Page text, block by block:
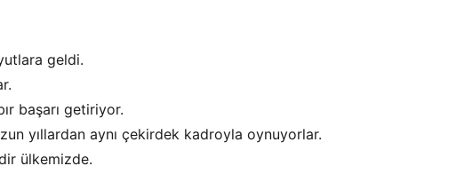
geldi.
başarı getiriyor.
yıllardan aynı çekirdek kadroyla oynuyorlar.
ülkemizde.